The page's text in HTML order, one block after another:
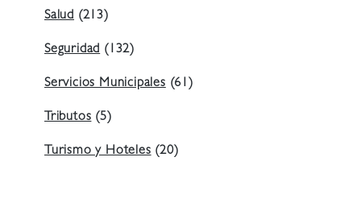
Salud (213)
Seguridad (132)
Servicios Municipales (61)
Tributos (5)
Turismo y Hoteles (20)